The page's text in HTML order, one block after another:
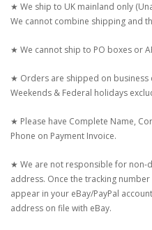
★ We ship to UK mainland only
We cannot combine shipping and
★ We cannot ship to PO boxes or
★ Orders are shipped on business
Weekends & Federal holidays
★ Please have Complete Name,
Phone on Payment Invoice.
★ We are not responsible for non-
address. Once the tracking
appear in your eBay/PayPal
address on file with eBay.